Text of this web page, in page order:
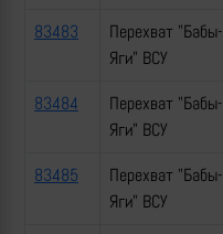
83483
Перехват "Бабы-
Яги" ВСУ
83484
Перехват "Бабы-
Яги" ВСУ
83485
Перехват "Бабы-
Яги" ВСУ